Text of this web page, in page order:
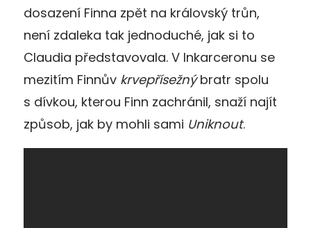
dosazení Finna zpět na královský trůn,
není zdaleka tak jednoduché, jak si to
Claudia představovala. V Inkarceronu se
mezitím Finnův krvepřísežnýbratr spolu
s dívkou, kterou Finn zachránil, snaží najít
způsob, jak by mohli sami Uniknout.